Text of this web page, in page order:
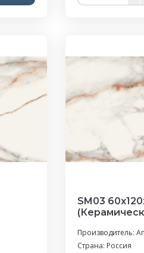
SM03
Производитель:
Страна: Россия